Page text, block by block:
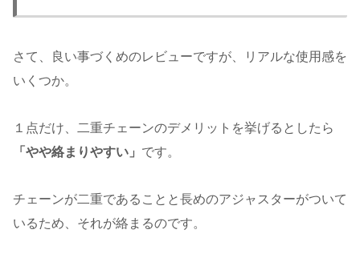
さて、良い事づくめのレビューですが、リアルな使用感を
いくつか。
１点だけ、二重チェーンのデメリットを挙げるとしたら
「やや絡まりやすい」 です。
チェーンが二重であることと長めのアジャスターがついて
いるため、それが絡まるのです。